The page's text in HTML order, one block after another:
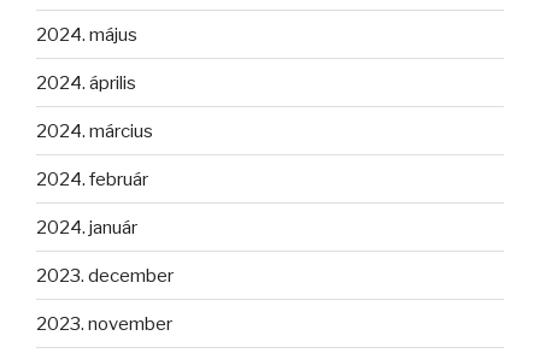
2024. május
2024. április
2024. március
2024. február
2024. január
2023. december
2023. november